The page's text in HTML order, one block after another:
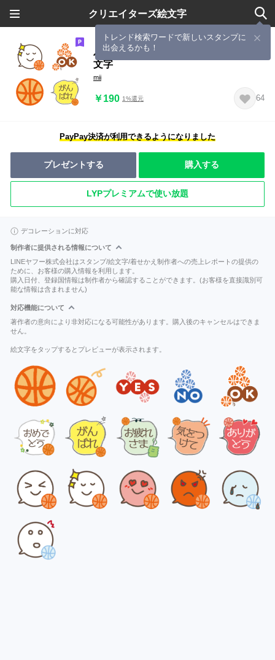
クリエイターズ絵文字
トレンド検索ワードで新しいスタンプに
出会えるかも！
バスケ大好き少年少女＊応援ママ＊絵
文字
mii
￥190 1%還元 64
PayPay決済が利用できるようになりました
プレゼントする 購入する
LYPプレミアムで使い放題
デコレーションに対応
制作者に提供される情報について
LINEヤフー株式会社はスタンプ/絵文字/着せかえ制作者への売上レポートの提供の
ために、お客様の購入情報を利用します。
購入日付、登録国情報は制作者から確認することができます。(お客様を直接識別可
能な情報は含まれません)
対応機能について
著作者の意向により非対応になる可能性があります。購入後のキャンセルはできま
せん。
絵文字をタップするとプレビューが表示されます。